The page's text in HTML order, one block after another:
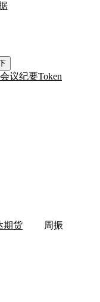
会议纪要Token
期货 周振